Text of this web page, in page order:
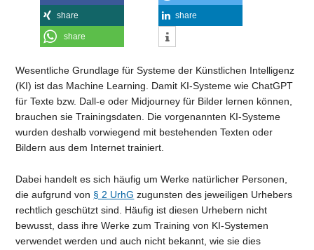
share share
share
Wesentliche Grundlage für Systeme der Künstlichen Intelligenz
(KI) ist das Machine Learning. Damit KI-Systeme wie ChatGPT
für Texte bzw. Dall-e oder Midjourney für Bilder lernen können,
brauchen sie Trainingsdaten. Die vorgenannten KI-Systeme
wurden deshalb vorwiegend mit bestehenden Texten oder
Bildern aus dem Internet trainiert.
Dabei handelt es sich häufig um Werke natürlicher Personen,
die aufgrund von § 2 UrhG zugunsten des jeweiligen Urhebers
rechtlich geschützt sind. Häufig ist diesen Urhebern nicht
bewusst, dass ihre Werke zum Training von KI-Systemen
verwendet werden und auch nicht bekannt, wie sie dies